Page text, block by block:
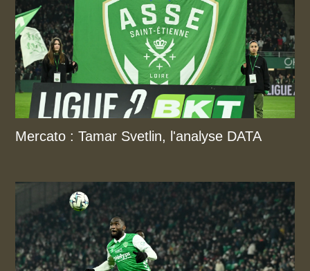
Mercato : Tamar Svetlin, l'analyse DATA